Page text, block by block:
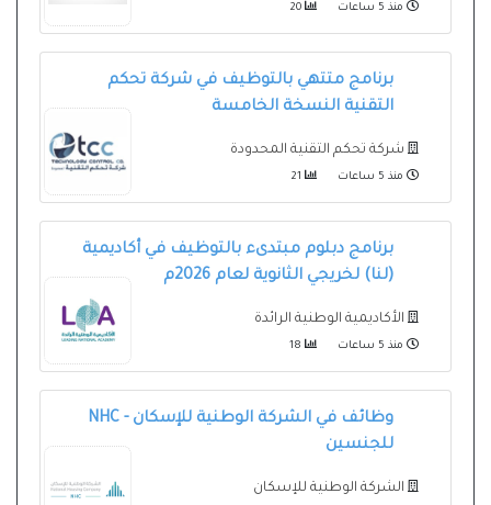
منذ 5 ساعات
برنامج متتهي بالتوظيف في شركة تحكم
التقنية النسخة الخامسة
شركة تحكم التقنية المحدودة
منذ 5 ساعات
برنامج دبلوم مبتدىء بالتوظيف في أكاديمية
(لنا) لخريجي الثانوية لعام 2026م
الأكاديمية الوطنية الرائدة
منذ 5 ساعات
وظائف في الشركة الوطنية للإسكان - NHC
للجنسين
الشركة الوطنية للإسكان